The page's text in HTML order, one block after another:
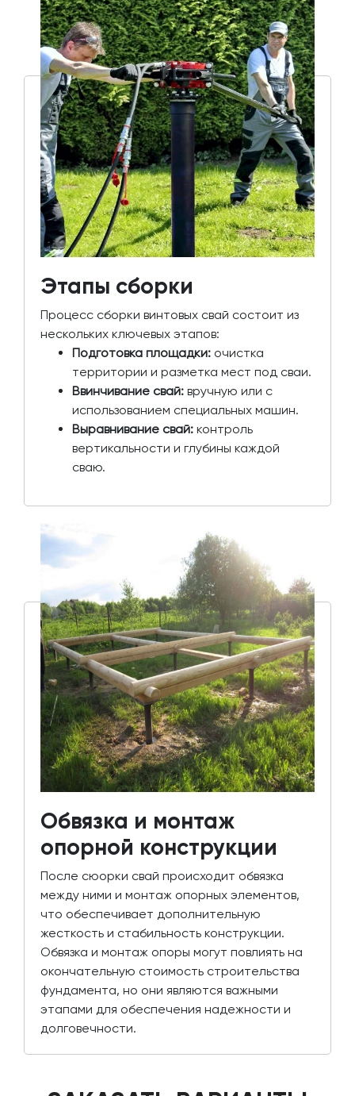
Этапы сборки
Процесс сборки винтовых свай состоит из
нескольких ключевых этапов:
Подготовка площадки: очистка
территории и разметка мест под сваи.
Ввинчивание свай: вручную или с
использованием специальных машин.
Выравнивание свай: контроль
вертикальности и глубины каждой
сваю.
Обвязка и монтаж
опорной конструкции
После сюорки свай происходит обвязка
между ними и монтаж опорных элементов,
что обеспечивает дополнительную
жесткость и стабильность конструкции.
Обвязка и монтаж опоры могут повлиять на
окончательную стоимость строительства
фундамента, но они являются важными
этапами для обеспечения надежности и
долговечности.